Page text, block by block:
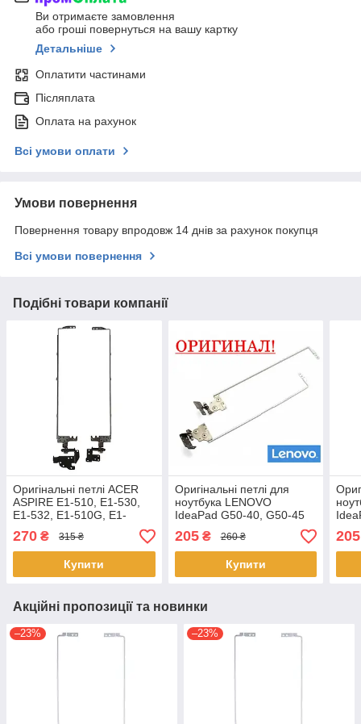
Ви отримаєте замовлення
або гроші повернуться на вашу картку
Детальніше
Оплатити частинами
Післяплата
Оплата на рахунок
Всі умови оплати
Умови повернення
Повернення товару впродовж 14 днів за рахунок покупця
Всі умови повернення
Подібні товари компанії
Оригінальні петлі ACER
ASPIRE E1-510, E1-530,
E1-532, E1-510G, E1-
530G, E1-532G -
AM0VR000200 /
AM0VR000300
270 ₴ 315 ₴
Купити
Оригінальні петлі для
ноутбука LENOVO
IdeaPad G50-40, G50-45
(AM0TH000110 +
AM0TH000210) - пара
205₴ 260 ₴
Купити
75
205
Акційні пропозиції та новинки
–23% –23%